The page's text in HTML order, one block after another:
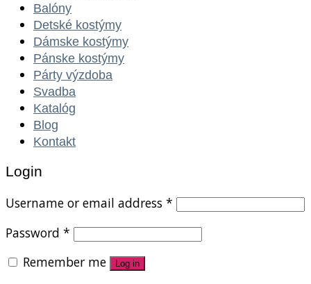
Balóny
Detské kostýmy
Dámske kostýmy
Pánske kostýmy
Párty výzdoba
Svadba
Katalóg
Blog
Kontakt
Login
Username or email address *
Password *
Remember me
Log in